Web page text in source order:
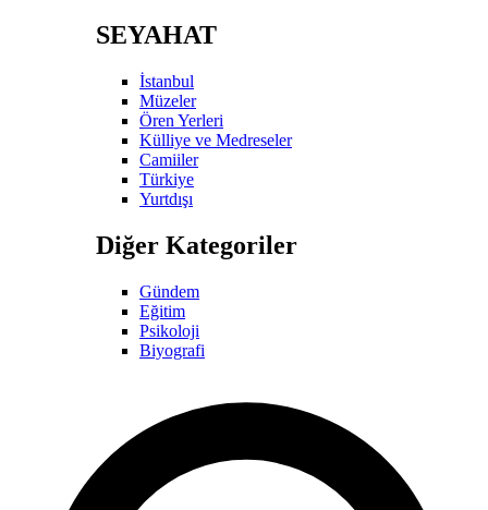
SEYAHAT
İstanbul
Müzeler
Ören Yerleri
Külliye ve Medreseler
Camiiler
Türkiye
Yurtdışı
Diğer Kategoriler
Gündem
Eğitim
Psikoloji
Biyografi